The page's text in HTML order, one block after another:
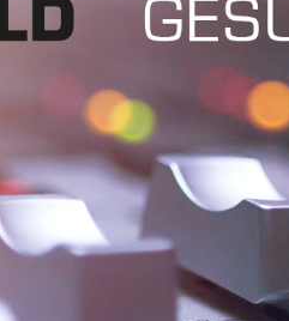
Mon - Fri 8:00am - 5:00pm
(GMT +1)